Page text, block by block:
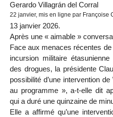
Gerardo Villagrán del Corral
22 janvier, mis en ligne par Françoise
13 janvier 2026.
Après une « aimable »
Face aux menaces récentes de
incursion militaire
des drogues, la présidente
possibilité d’une intervention
au programme », a-t-elle dit
qui a duré une quinzaine de
Elle a affirmé qu’une